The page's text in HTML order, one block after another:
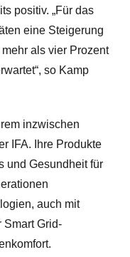
positiv. „Für das
eine Steigerung
als vier Prozent
so Kamp
inzwischen
IFA. Ihre Produkte
und Gesundheit für
auch mit
Smart Grid-